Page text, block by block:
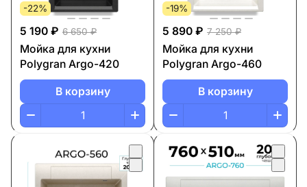
-22%
5 190 ₽ 6 650 ₽
Мойка для кухни
Polygran Argo-420
В корзину
-19%
5 890 ₽ 7 250 ₽
Мойка для кухни
Polygran Argo-460
В корзину